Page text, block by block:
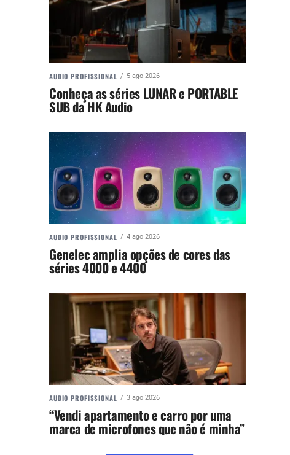
AUDIO PROFISSIONAL 5 ago 2026
Conheça as séries LUNAR e PORTABLE
SUB da HK Audio
AUDIO PROFISSIONAL 4 ago 2026
Genelec amplia opções de cores das
séries 4000 e 4400
AUDIO PROFISSIONAL 3 ago 2026
“Vendi apartamento e carro por uma
marca de microfones que não é minha”